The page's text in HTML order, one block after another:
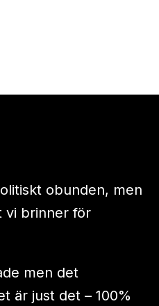
obunden, men
vi brinner för
men det
är just det – 100%